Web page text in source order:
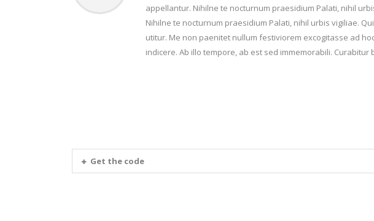
appellantur. Nihilne te nocturnum praesidium Palati, nihil
Nihilne te nocturnum praesidium Palati, nihil urbis vigiliae.
utitur. Me non paenitet nullum festiviorem excogitasse ad
indicere. Ab illo tempore, ab est sed immemorabili.
Get the code